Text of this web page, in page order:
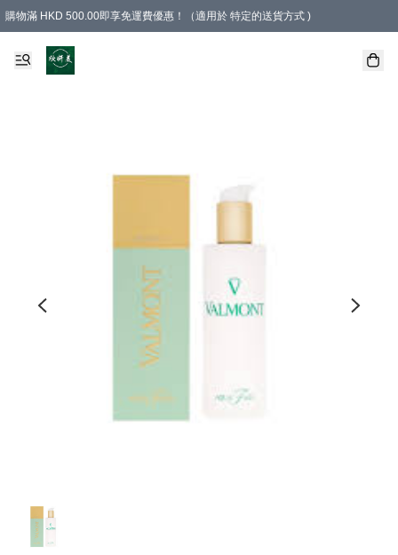
購物滿 HKD 500.00即享免運費優惠！（適用於 特定的送貨方式 )